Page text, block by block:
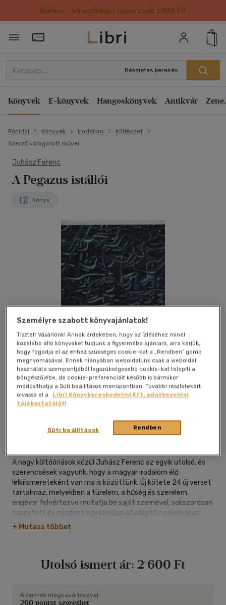
Kulacs / strandtáska most csak 1499 Ft!
Törzsvásárlói Kártya adatai
Részletes keresés
Könyvek E-könyvek Hangoskönyvek Antikvár
Főoldal Könyvek Irodalom
Költészet
Szerző válogatott művei
Juhász Ferenc
A Pegazus istállói
Könyv
Kívánságlistához adom Megosztom
Kossuth Kiadó Zrt|2012| magyar nyelvű|puhatáblás,
A nagy költőóriások közül Juhász Ferenc az egyik utolsó, és
szerencsések vagyunk, hogy a magyar irodalom élő
lelkiismereteként van ma is közöttünk. Új kötete 24 új verset
tartalmaz, melyekben a türelem, a hűség és szerelem
erejével felvértezve mutatja be saját szemével, sokszorosan
összetett és mindent egyszerűen átvilágító nyelvével az
utazás, a gyökerek, a származás és a család, a gyermekkor, a
barátok, a halál és a hit elemi erejét, meghatározó szerepét
+ Mutass többet
Utolsó ismert ár: 2 600 Ft
A termék megvásárlásával
260 pontot szerezhet
Személyre szabott könyvajánlatok!
Tisztelt Vásárlónk! Annak érdekében, hogy az ízléséhez minél
közelebb álló könyveket tudjunk a figyelmébe ajánlani, arra kérjük,
hogy fogadja el az ehhez szükséges cookie-kat a „Rendben” gomb
megnyomásával. Ennek hiányában weboldalunk csak a weboldal
használata szempontjából legszükségesebb cookie-kat telepíti a
böngészőjébe, de cookie-preferenciáit később is bármikor
módosíthatja a Süti beállítások menüpontban. További részletekért
olvassa el a
Libri Könyvkereskedelmi Kft. adatkezelési
tájékoztatóját!
Rendben
Süti beállítások